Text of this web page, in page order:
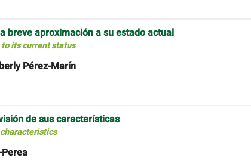
breve aproximación a su estado actual
its current status
Pérez-Marín
de sus características